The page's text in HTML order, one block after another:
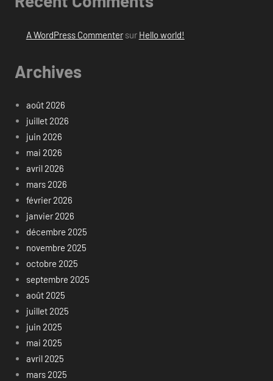
A WordPress Commentersur Hello world!
Archives
août 2026
juillet 2026
juin 2026
mai 2026
avril 2026
mars 2026
février 2026
janvier 2026
décembre 2025
novembre 2025
octobre 2025
septembre 2025
août 2025
juillet 2025
juin 2025
mai 2025
avril 2025
mars 2025